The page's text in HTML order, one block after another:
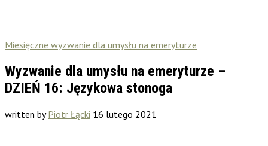
Miesięczne wyzwanie dla umysłu na emeryturze
Wyzwanie dla umysłu na emeryturze –
DZIEŃ 16: Językowa stonoga
written byPiotr Łącki 16 lutego 2021